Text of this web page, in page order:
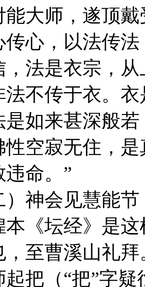
能大师，遂顶
传心，以法传
，法是衣宗，
法不传于衣。
是如来甚深般
性空寂无住，
命。”
神会见慧能节
坛经》是这
，至曹溪山礼
起把（“把”字